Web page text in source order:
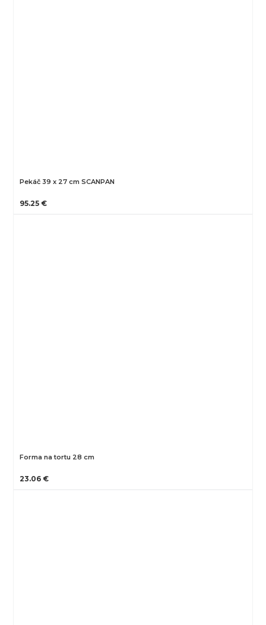
Pekáč 39 x 27 cm SCANPAN
95.25 €
Forma na tortu 28 cm
23.06 €